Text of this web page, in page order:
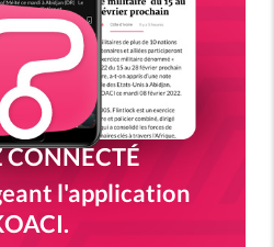
CONNECTÉ
l'application